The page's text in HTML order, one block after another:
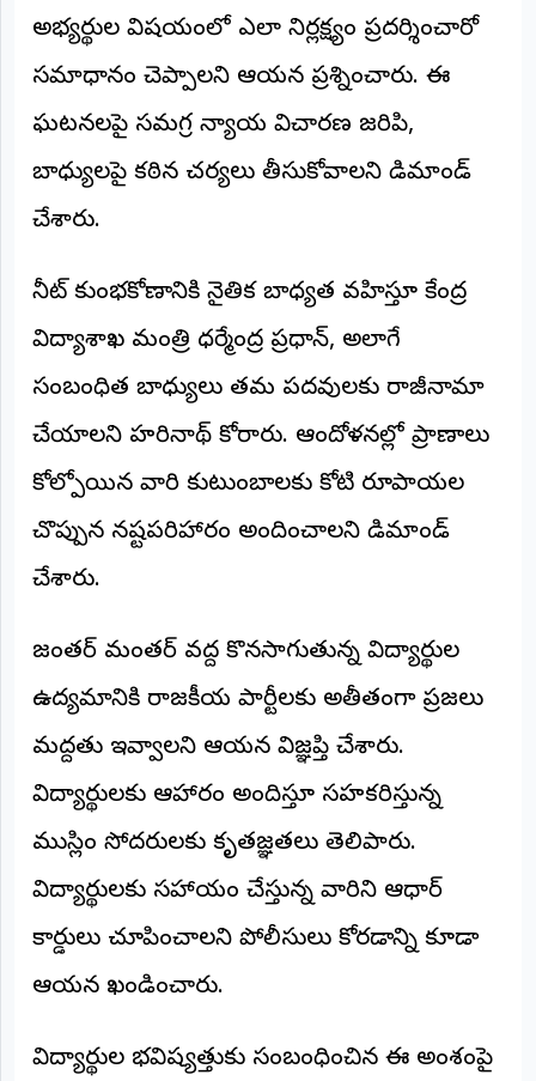
అభ్యర్థుల విషయంలో ఎలా నిర్లక్ష్యం ప్రదర్శించారో
సమాధానం చెప్పాలని ఆయన ప్రశ్నించారు. ఈ
ఘటనలపై సమగ్ర న్యాయ విచారణ జరిపి,
బాధ్యులపై కఠిన చర్యలు తీసుకోవాలని డిమాండ్
చేశారు.
నీట్ కుంభకోణానికి నైతిక బాధ్యత వహిస్తూ కేంద్ర
విద్యాశాఖ మంత్రి ధర్మేంద్ర ప్రధాన్, అలాగే
సంబంధిత బాధ్యులు తమ పదవులకు రాజీనామా
చేయాలని హరినాథ్ కోరారు. ఆందోళనల్లో ప్రాణాలు
కోల్పోయిన వారి కుటుంబాలకు కోటి రూపాయల
చొప్పున నష్టపరిహారం అందించాలని డిమాండ్
చేశారు.
జంతర్ మంతర్ వద్ద కొనసాగుతున్న విద్యార్థుల
ఉద్యమానికి రాజకీయ పార్టీలకు అతీతంగా ప్రజలు
మద్దతు ఇవ్వాలని ఆయన విజ్ఞప్తి చేశారు.
విద్యార్థులకు ఆహారం అందిస్తూ సహకరిస్తున్న
ముస్లిం సోదరులకు కృతజ్ఞతలు తెలిపారు.
విద్యార్థులకు సహాయం చేస్తున్న వారిని ఆధార్
కార్డులు చూపించాలని పోలీసులు కోరడాన్ని కూడా
ఆయన ఖండించారు.
విద్యార్థుల భవిష్యత్తుకు సంబంధించిన ఈ అంశంపై